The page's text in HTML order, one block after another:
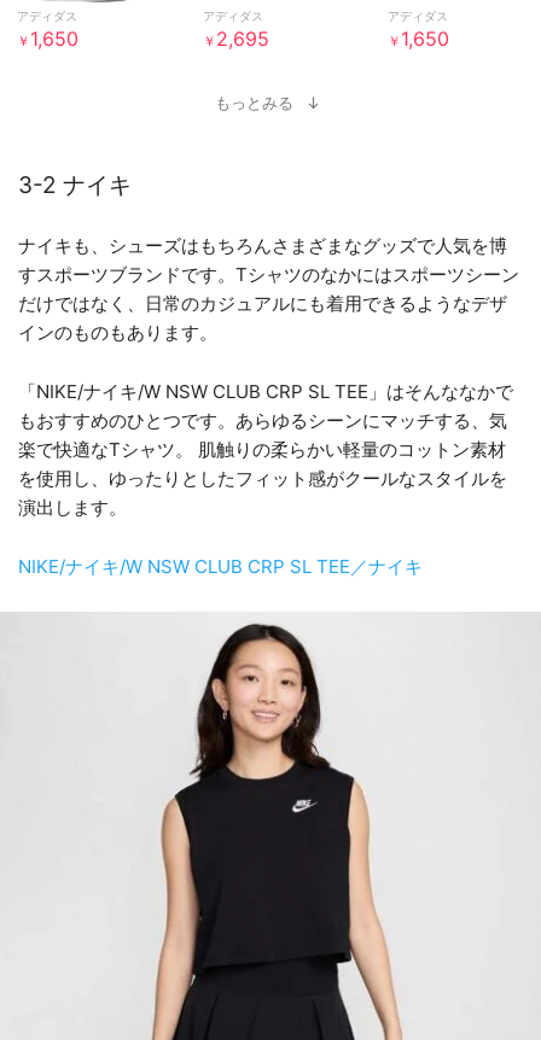
アディダス
￥ 1,650
アディダス
￥ 2,695
アディダス
￥ 1,650
もっとみる
3-2 ナイキ
ナイキも、シューズはもちろんさまざまなグッズで人気を博
すスポーツブランドです。Tシャツのなかにはスポーツシーン
だけではなく、日常のカジュアルにも着用できるようなデザ
インのものもあります。
「NIKE/ナイキ/W NSW CLUB CRP SL TEE」はそんななかで
もおすすめのひとつです。あらゆるシーンにマッチする、気
楽で快適なTシャツ。 肌触りの柔らかい軽量のコットン素材
を使用し、ゆったりとしたフィット感がクールなスタイルを
演出します。
NIKE/ナイキ/W NSW CLUB CRP SL TEE／ナイキ